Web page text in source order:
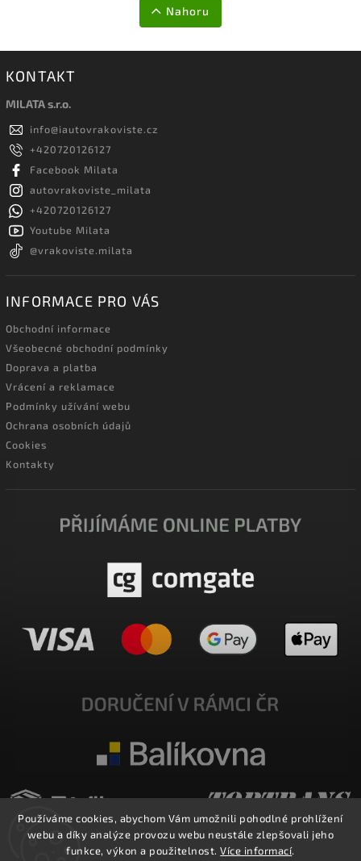
Používáme cookies, abychom Vám umožnili pohodlné prohlížení
webu a díky analýze provozu webu neustále zlepšovali jeho
funkce, výkon a použitelnost.Více informací.
Nahoru
KONTAKT
MILATA s.r.o.
info@iautovrakoviste.cz
+420720126127
Facebook Milata
autovrakoviste_milata
+420720126127
Youtube Milata
@vrakoviste.milata
INFORMACE PRO VÁS
Obchodní informace
Všeobecné obchodní podmínky
Doprava a platba
Vrácení a reklamace
Podmínky užívání webu
Ochrana osobních údajů
Cookies
Kontakty